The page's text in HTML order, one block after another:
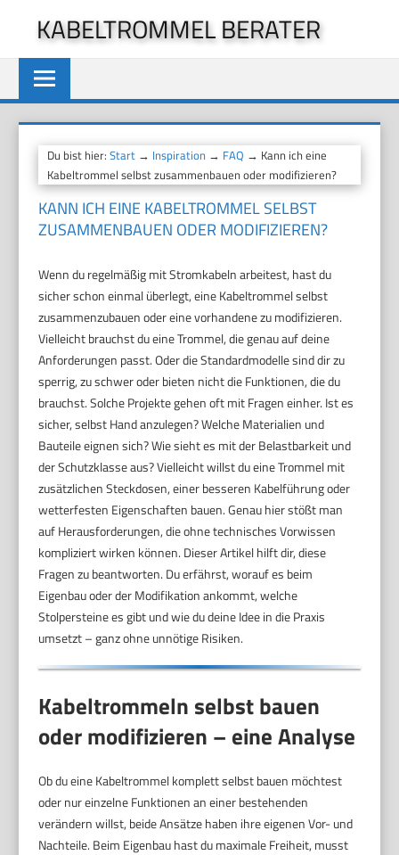
springen
KABELTROMMEL BERATER
Du bist hier:Start → Inspiration → FAQ → Kann ich eine
Kabeltrommel selbst zusammenbauen oder modifizieren?
KANN ICH EINE KABELTROMMEL SELBST
ZUSAMMENBAUEN ODER MODIFIZIEREN?
Wenn du regelmäßig mit Stromkabeln arbeitest, hast du
sicher schon einmal überlegt, eine Kabeltrommel selbst
zusammenzubauen oder eine vorhandene zu modifizieren.
Vielleicht brauchst du eine Trommel, die genau auf deine
Anforderungen passt. Oder die Standardmodelle sind dir zu
sperrig, zu schwer oder bieten nicht die Funktionen, die du
brauchst. Solche Projekte gehen oft mit Fragen einher. Ist es
sicher, selbst Hand anzulegen? Welche Materialien und
Bauteile eignen sich? Wie sieht es mit der Belastbarkeit und
der Schutzklasse aus? Vielleicht willst du eine Trommel mit
zusätzlichen Steckdosen, einer besseren Kabelführung oder
wetterfesten Eigenschaften bauen. Genau hier stößt man
auf Herausforderungen, die ohne technisches Vorwissen
kompliziert wirken können. Dieser Artikel hilft dir, diese
Fragen zu beantworten. Du erfährst, worauf es beim
Eigenbau oder der Modifikation ankommt, welche
Stolpersteine es gibt und wie du deine Idee in die Praxis
umsetzt – ganz ohne unnötige Risiken.
Kabeltrommeln selbst bauen
oder modifizieren – eine Analyse
Ob du eine Kabeltrommel komplett selbst bauen möchtest
oder nur einzelne Funktionen an einer bestehenden
verändern willst, beide Ansätze haben ihre eigenen Vor- und
Nachteile. Beim Eigenbau hast du maximale Freiheit, musst